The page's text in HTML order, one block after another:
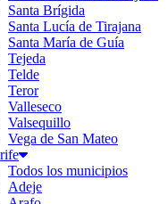
Santa Brígida
Santa Lucía de Tirajana
Santa María de Guía
Tejeda
Telde
Teror
Valleseco
Valsequillo
Vega de San Mateo
Todos los municipios
Adeje